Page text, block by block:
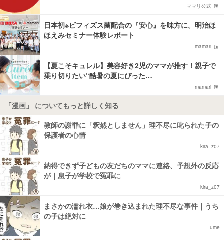
ママリ公式
日本初※ビフィズス菌配合の『安心』を味方に。明治ほ
ほえみセミナー体験レポート
mamari
【夏こそキュレル】美容好き2児のママが推す！親子で
乗り切りたい“酷暑の夏にぴった…
mamari
「漫画」 についてもっと詳しく知る
教師の謝罪に「釈然としません」理不尽に叱られた子の
保護者の心情
kira_z07
納得できず子どもの友だちのママに連絡、予想外の反応
が｜息子が学校で冤罪に
kira_z07
まさかの濡れ衣…娘が巻き込まれた理不尽な事件｜うち
の子は絶対に
ume